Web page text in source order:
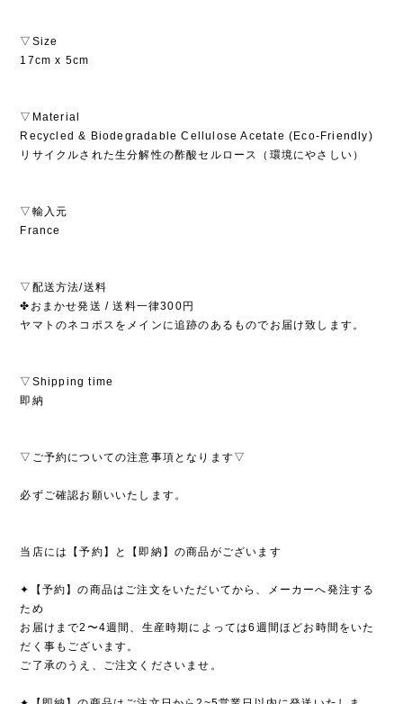
▽Size
17cm x 5cm
▽Material
Recycled & Biodegradable Cellulose Acetate (Eco-Friendly)
リサイクルされた生分解性の酢酸セルロース（環境にやさしい）
▽輸入元
France
▽配送方法/送料
✤おまかせ発送 / 送料一律300円
ヤマトのネコポスをメインに追跡のあるものでお届け致します。
▽Shipping time
即納
▽ご予約についての注意事項となります▽
必ずご確認お願いいたします。
当店には【予約】と【即納】の商品がございます
✦【予約】の商品はご注文をいただいてから、メーカーへ発注する
ため
お届けまで2〜4週間、生産時期によっては6週間ほどお時間をいた
だく事もございます。
ご了承のうえ、ご注文くださいませ。